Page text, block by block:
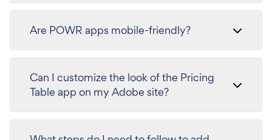
Are POWR apps mobile-friendly?
Can I customize the look of the Pricing
Table app on my Adobe site?